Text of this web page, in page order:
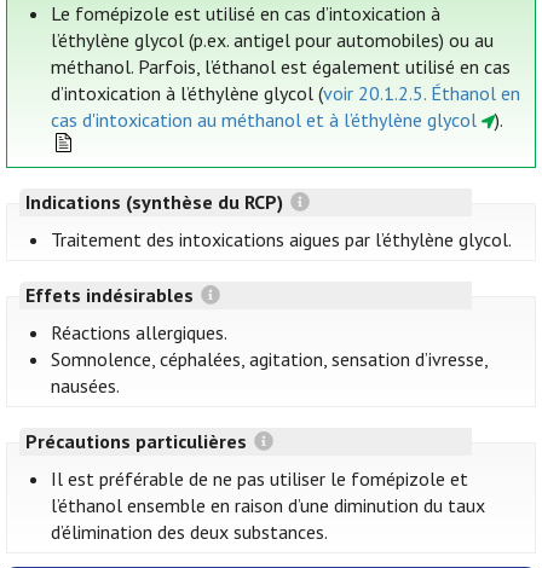
Le fomépizole est utilisé en cas d’intoxication à
l’éthylène glycol (p.ex. antigel pour automobiles) ou au
méthanol. Parfois, l’éthanol est également utilisé en cas
d’intoxication à l’éthylène glycol (voir 20.1.2.5. Éthanol en
cas d'intoxication au méthanol et à l’éthylène glycol
).
Indications (synthèse du RCP)
Traitement des intoxications aigues par l’éthylène glycol.
Effets indésirables
Réactions allergiques.
Somnolence, céphalées, agitation, sensation d’ivresse,
nausées.
Précautions particulières
Il est préférable de ne pas utiliser le fomépizole et
l’éthanol ensemble en raison d’une diminution du taux
d’élimination des deux substances.